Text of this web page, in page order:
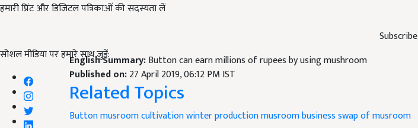
हमारी प्रिंट और डिजिटल पत्रिकाओं की सदस्यता लें
Subscribe
सोशल मीडिया पर हमारे साथ जुड़ें:
English Summary:Button can earn millions of rupees by using mushroom
Published on:27 April 2019, 06:12 PM IST
Related Topics
Button musroomcultivationwinter productionmusroom businessswap of musroom